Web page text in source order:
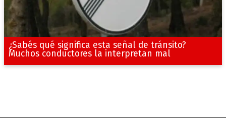
¿Sabés qué significa esta señal de tránsito?
Muchos conductores la interpretan mal